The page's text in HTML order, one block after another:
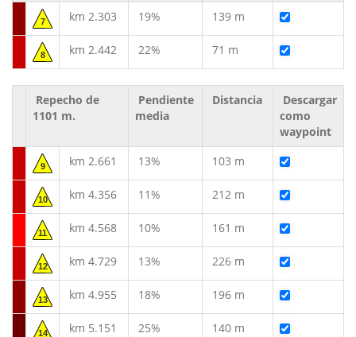
7 km 2.303 19% 139 m
8 km 2.442 22% 71 m
Repecho de
1101 m.
Pendiente
media
Distancia
Descargar
como
waypoint
9 km 2.661 13% 103 m
10 km 4.356 11% 212 m
11 km 4.568 10% 161 m
12 km 4.729 13% 226 m
13 km 4.955 18% 196 m
14 km 5.151 25% 140 m